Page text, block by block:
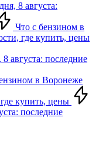
8 августа:
Что с бензином в
где купить, цены
августа: последние
в Воронеже
купить, цены
последние